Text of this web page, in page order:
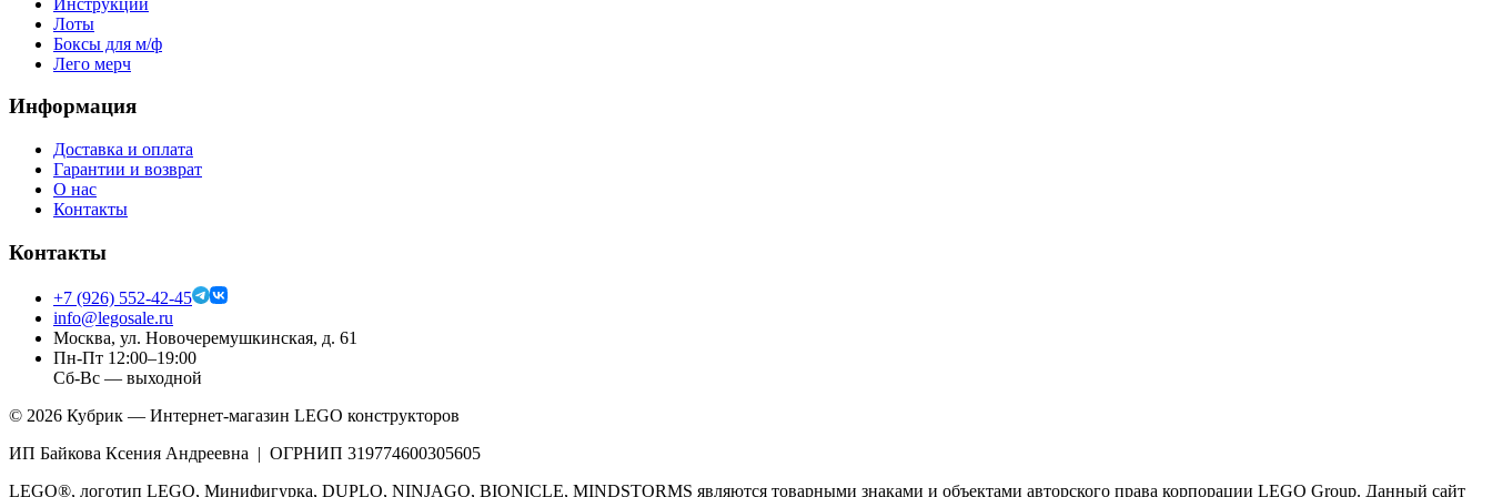
Лоты
Боксы для м/ф
Лего мерч
Информация
Доставка и оплата
Гарантии и возврат
О нас
Контакты
Контакты
+7 (926) 552-42-45
info@legosale.ru
Москва, ул. Новочеремушкинская, д. 61
Пн-Пт 12:00–19:00
Сб-Вс — выходной
© 2026 Кубрик — Интернет-магазин LEGO конструкторов
ИП Байкова Ксения Андреевна | ОГРНИП 319774600305605
LEGO®, логотип LEGO, Минифигурка, DUPLO, NINJAGO, BIONICLE, MINDSTORMS являются товарными знаками и объектами авторского права корпорации LEGO Group. Данный сайт